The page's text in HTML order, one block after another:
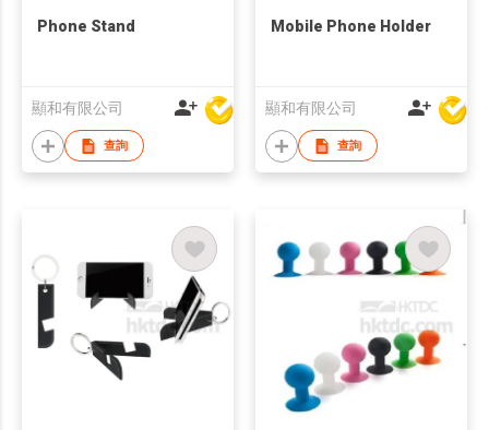
Phone Stand
顯和有限公司
查詢
Mobile Phone Holder
顯和有限公司
查詢